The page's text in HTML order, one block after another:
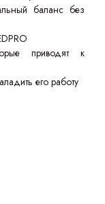
баланс без
приводят к
его работу